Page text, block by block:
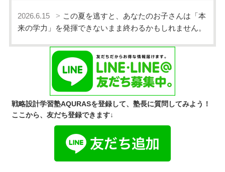
2026.6.15
この夏を逃すと、あなたのお子さんは「本
来の学力」を発揮できないまま終わるかもしれません。
戦略設計学習塾AQURASを登録して、塾長に質問してみよう！
ここから、友だち登録できます↓